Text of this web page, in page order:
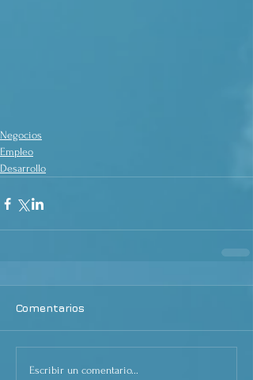
Negocios
Empleo
Desarrollo
Comentarios
Escribir un comentario...